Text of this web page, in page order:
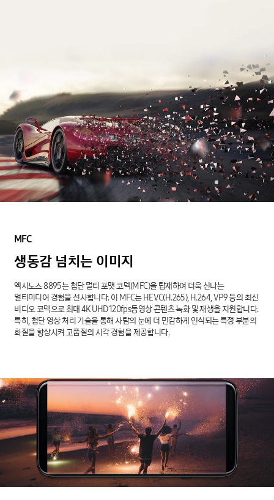
MFC
생동감 넘치는 이미지
엑시노스 8895는 첨단 멀티 포맷 코덱(MFC)을 탑재하여 더욱 신나는
멀티미디어 경험을 선사합니다. 이 MFC는 HEVC(H.265), H.264, VP9 등의 최신
비디오 코덱으로 최대 4K UHD 120fps동영상 콘텐츠 녹화 및 재생을 지원합니다.
특히, 첨단 영상 처리 기술을 통해 사람의 눈에 더 민감하게 인식되는 특정 부분의
화질을 향상시켜 고품질의 시각 경험을 제공합니다.